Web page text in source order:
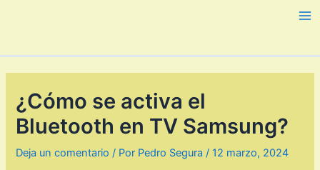
¿Cómo se activa el
Bluetooth en TV Samsung?
Deja un comentario / Por Pedro Segura/12 marzo, 2024